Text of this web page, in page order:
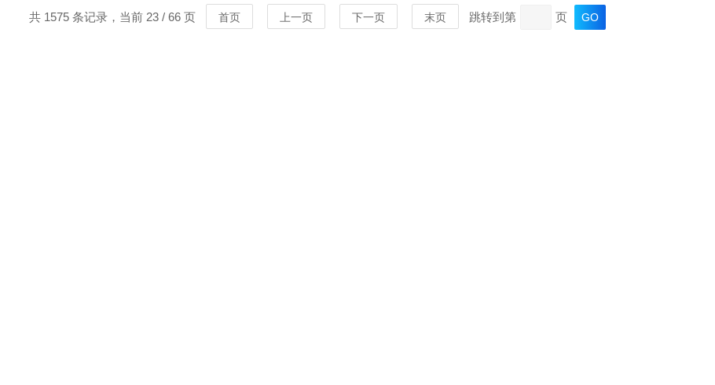
共 1575 条记录，当前 23 / 66 页 首页 上一页 下一页 末页 跳转到第 页